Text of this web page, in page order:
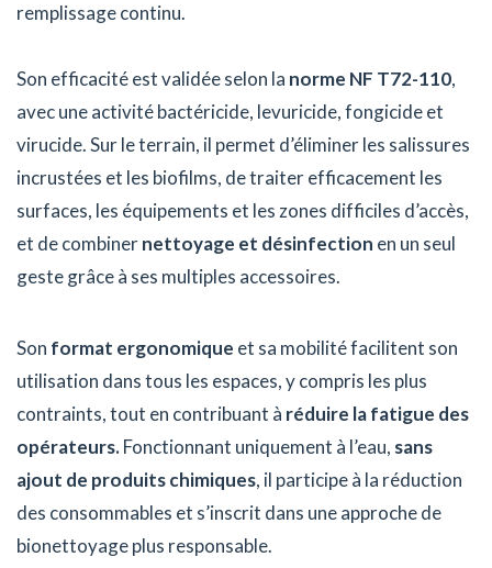
remplissage continu.
Son efficacité est validée selon la norme NF T72-110,
avec une activité bactéricide, levuricide, fongicide et
virucide. Sur le terrain, il permet d’éliminer les salissures
incrustées et les biofilms, de traiter efficacement les
surfaces, les équipements et les zones difficiles d’accès,
et de combinernettoyage et désinfection en un seul
geste grâce à ses multiples accessoires.
Son format ergonomique et sa mobilité facilitent son
utilisation dans tous les espaces, y compris les plus
contraints, tout en contribuant à réduire la fatigue des
opérateurs.Fonctionnant uniquement à l’eau, sans
ajout de produits chimiques, il participe à la réduction
des consommables et s’inscrit dans une approche de
bionettoyage plus responsable.